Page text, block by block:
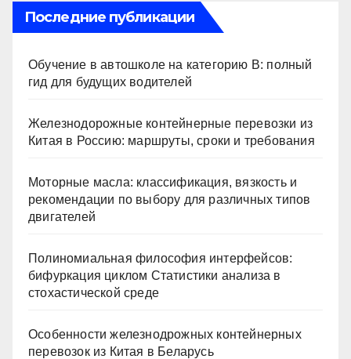
Последние публикации
Обучение в автошколе на категорию В: полный
гид для будущих водителей
Железнодорожные контейнерные перевозки из
Китая в Россию: маршруты, сроки и требования
Моторные масла: классификация, вязкость и
рекомендации по выбору для различных типов
двигателей
Полиномиальная философия интерфейсов:
бифуркация циклом Статистики анализа в
стохастической среде
Особенности железнодрожных контейнерных
перевозок из Китая в Беларусь